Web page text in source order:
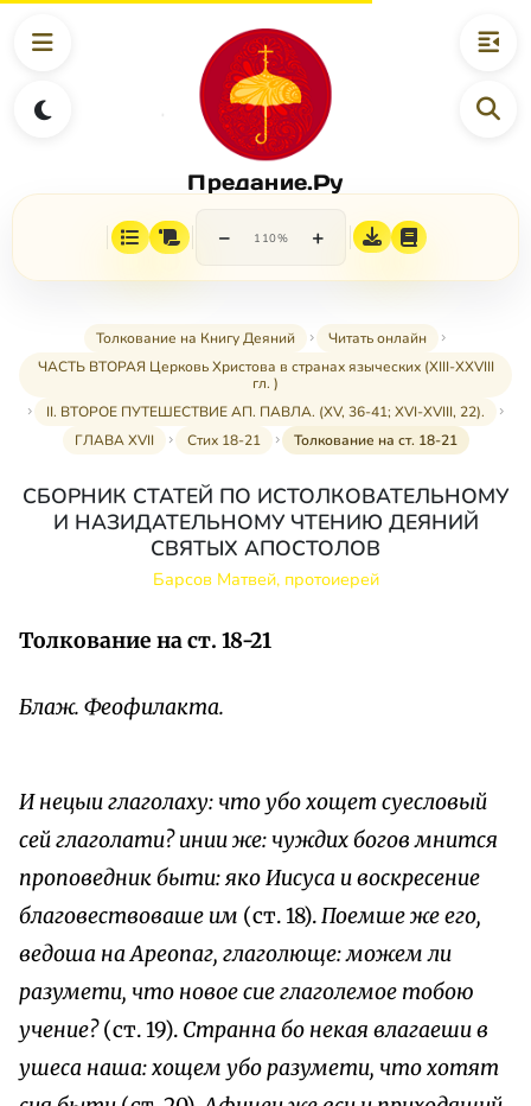
Предание.Ру
− 110% +
Толкование на Книгу Деяний
Читать онлайн
ЧАСТЬ ВТОРАЯ Церковь Христова в странах языческих (XIII-XXVIII
гл. )
II. ВТОРОЕ ПУТЕШЕСТВИЕ АП. ПАВЛА. (XV, 36-41; XVI-XVIII, 22).
ГЛАВА XVII
Стих 18-21 Толкование на ст. 18-21
СБОРНИК СТАТЕЙ ПО ИСТОЛКОВАТЕЛЬНОМУ
И НАЗИДАТЕЛЬНОМУ ЧТЕНИЮ ДЕЯНИЙ
СВЯТЫХ АПОСТОЛОВ
Барсов Матвей, протоиерей
Толкование на ст. 18-21
Блаж. Феофилакта.
И нецыи глаголаху: что убо хощет суесловый
сей глаголати? инии же: чуждих богов мнится
проповедник быти: яко Иисуса и воскресение
благовествоваше им (ст. 18).Поемше же его,
ведоша на Ареопаг, глаголюще: можем ли
разумети, что новое сие глаголемое тобою
учение?(ст. 19). Странна бо некая влагаеши в
ушеса наша: хощем убо разумети, что хотят